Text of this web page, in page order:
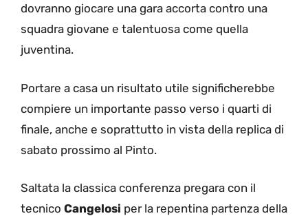
dovranno giocare una gara accorta contro una
squadra giovane e talentuosa come quella
juventina.
Portare a casa un risultato utile significherebbe
compiere un importante passo verso i quarti di
finale, anche e soprattutto in vista della replica di
sabato prossimo al Pinto.
Saltata la classica conferenza pregara con il
tecnico Cangelosi per la repentina partenza della